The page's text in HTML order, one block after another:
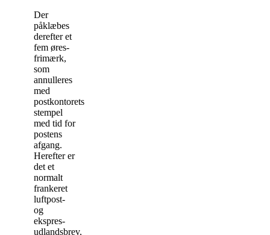
Der
påklæbes
derefter et
fem øres-
frimærk,
som
annulleres
med
postkontorets
stempel
med tid for
postens
afgang.
Herefter er
det et
normalt
frankeret
luftpost-
og
ekspres-
udlandsbrev,